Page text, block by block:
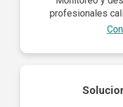
profesionales